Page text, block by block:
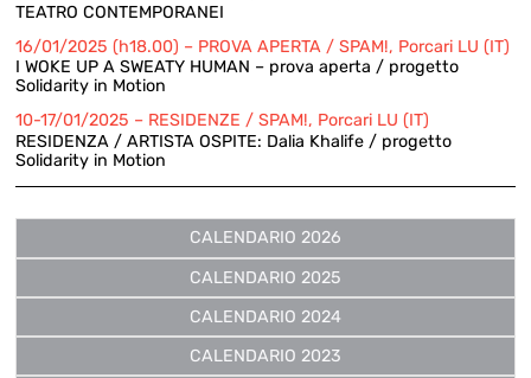
TEATRO CONTEMPORANEI
16/01/2025 (h18.00) – PROVA APERTA / SPAM!, Porcari LU (IT)
I WOKE UP A SWEATY HUMAN – prova aperta / progetto
Solidarity in Motion
10-17/01/2025 – RESIDENZE / SPAM!, Porcari LU (IT)
RESIDENZA / ARTISTA OSPITE: Dalia Khalife / progetto
Solidarity in Motion
CALENDARIO 2026
CALENDARIO 2025
CALENDARIO 2024
CALENDARIO 2023